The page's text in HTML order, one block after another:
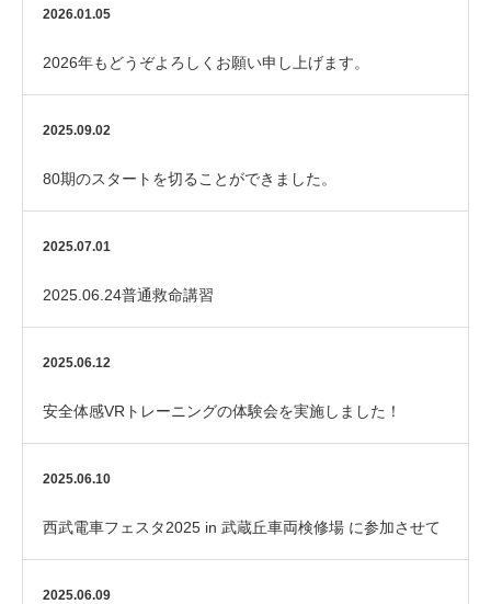
しました！
2026.01.05
2026年もどうぞよろしくお願い申し上げます。
2025.09.02
80期のスタートを切ることができました。
2025.07.01
2025.06.24普通救命講習
2025.06.12
安全体感VRトレーニングの体験会を実施しました！
2025.06.10
西武電車フェスタ2025 in 武蔵丘車両検修場 に参加させて
いただきました！
2025.06.09